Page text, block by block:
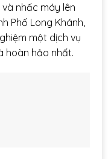
nhấc máy lên
Phố Long Khánh,
một dịch vụ
hoàn hảo nhất.